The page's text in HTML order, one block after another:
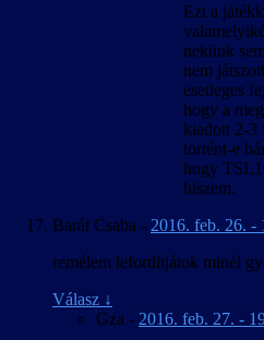
Ezt a
nekünk
nem
esetleges
hogy a
kiadott 2-3
történt-e
hogy
hiszem.
Barát Csaba - 2016. feb. 26. -
remélem lefordítjátok minél
Válasz ↓
Gza - 2016. feb. 27. -